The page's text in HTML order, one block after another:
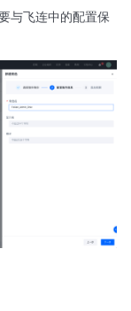
与飞连中的配置保